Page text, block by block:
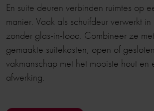
En suite deuren verbinden ruimtes op
manier. Vaak als schuifdeur verwerkt
zonder glas-in-lood. Combineer ze
gemaakte suitekasten, open of
vakmanschap met het mooiste hout en
afwerking.